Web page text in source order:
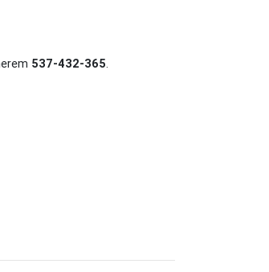
537-432-365